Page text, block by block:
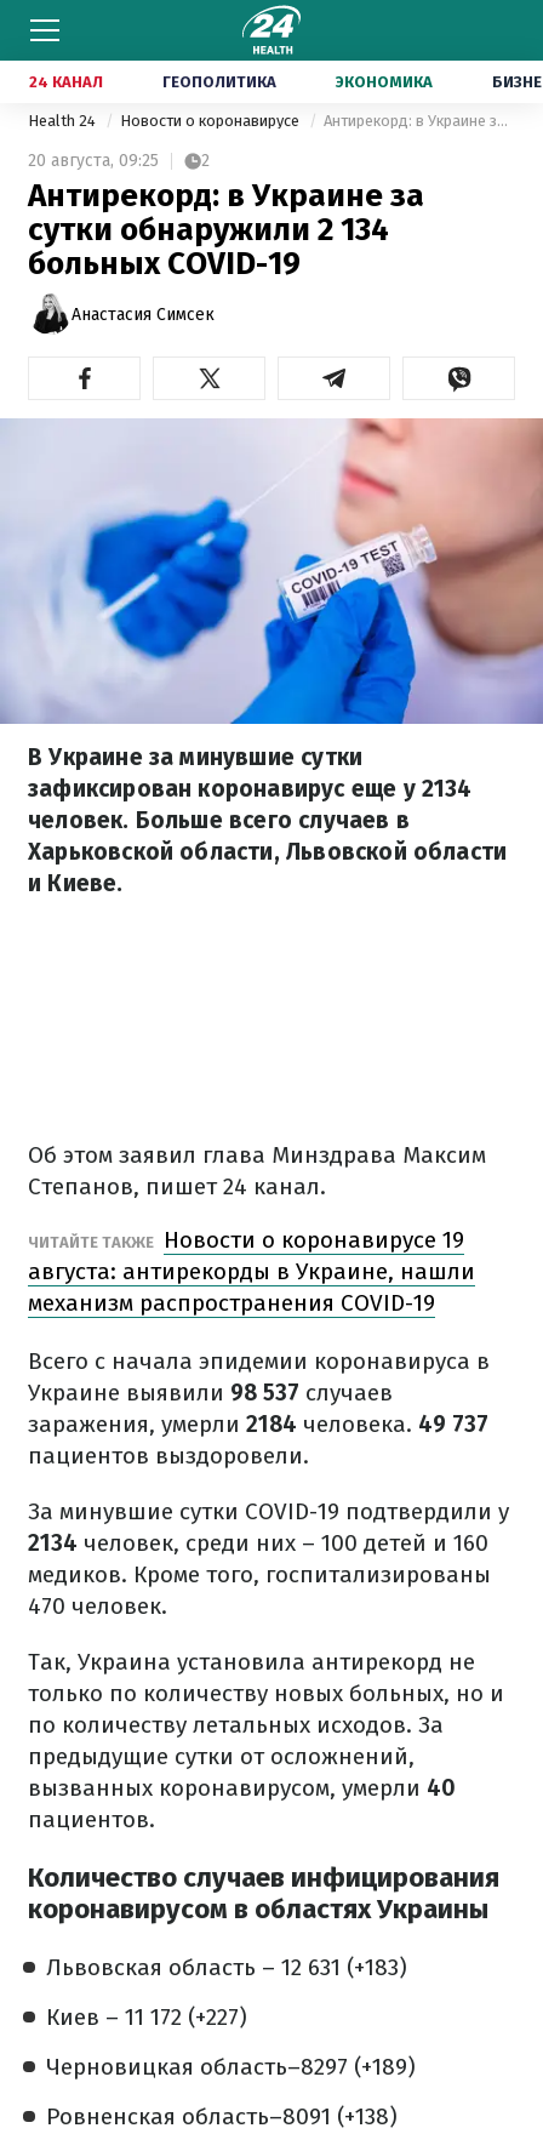
24 КАНАЛ ГЕОПОЛИТИКА ЭКОНОМИКА
Health 24 Новости о коронавирусе Антирекорд: в Украине за сутки обнаружили 2 134 больных COVID-19
20 августа, 09:25 2
Антирекорд: в Украине за
сутки обнаружили 2 134
больных COVID-19
Анастасия Симсек
В Украине за минувшие сутки
зафиксирован коронавирус еще у 2134
человек. Больше всего случаев в
Харьковской области, Львовской области
и Киеве.
Об этом заявил глава Минздрава Максим
Степанов, пишет 24 канал.
ЧИТАЙТЕ ТАКЖЕ
Новости о коронавирусе 19
августа: антирекорды в Украине, нашли
механизм распространения СOVID-19
Всего с начала эпидемии коронавируса в
Украине выявили 98 537 случаев
заражения, умерли 2184 человека. 49 737
пациентов выздоровели.
За минувшие сутки COVID-19 подтвердили у
2134 человек, среди них – 100 детей и 160
медиков. Кроме того, госпитализированы
470 человек.
Так, Украина установила антирекорд не
только по количеству новых больных, но и
по количеству летальных исходов. За
предыдущие сутки от осложнений,
вызванных коронавирусом, умерли 40
пациентов.
Количество случаев инфицирования
коронавирусом в областях Украины
Львовская область – 12 631 (+183)
Киев – 11 172 (+227)
Черновицкая область–8297 (+189)
Ровненская область–8091 (+138)